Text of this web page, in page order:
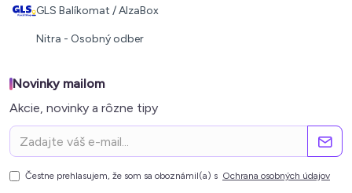
GLS Balíkomat / AlzaBox
Nitra - Osobný odber
Novinky mailom
Akcie, novinky a rôzne tipy
Čestne prehlasujem, že som sa oboznámil(a) s Ochrana osobných údajov